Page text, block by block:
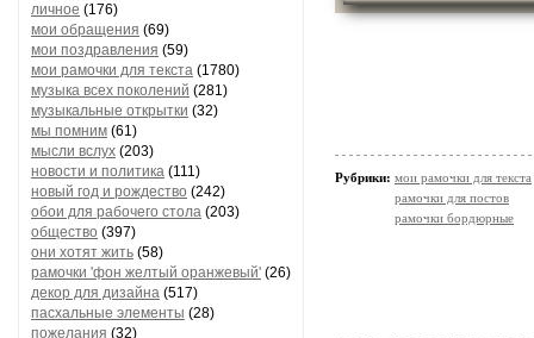
личное (176)
мои обращения (69)
мои поздравления (59)
мои рамочки для текста (1780)
музыка всех поколений (281)
музыкальные открытки (32)
мы помним (61)
мысли вслух (203)
новости и политика (111)
новый год и рождество (242)
обои для рабочего стола (203)
общество (397)
они хотят жить (58)
рамочки 'фон желтый оранжевый' (26)
декор для дизайна (517)
пасхальные элементы (28)
пожелания (32)
Рубрики: мои рамочки для текста
рамочки для постов
рамочки бордюрные